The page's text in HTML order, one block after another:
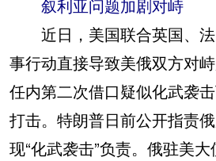
叙利亚问题加剧对峙
近日，美国联合英国、法
事行动直接导致美俄双方对
任内第二次借口疑似化武袭
打击。特朗普日前公开指责
现“化武袭击”负责。俄驻美